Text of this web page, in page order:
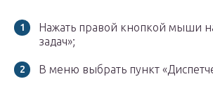
Нажать правой кнопкой мыши
задач»;
В меню выбрать пункт